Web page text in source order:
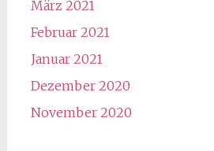
März 2021
Februar 2021
Januar 2021
Dezember 2020
November 2020